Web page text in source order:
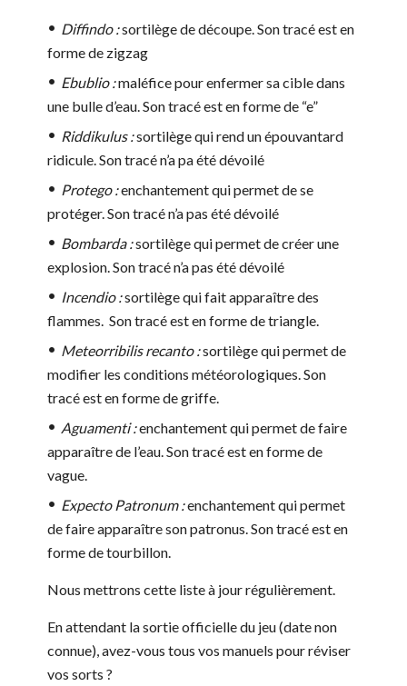
Diffindo :sortilège de découpe. Son tracé est en
forme de zigzag
Ebublio :maléfice pour enfermer sa cible dans
une bulle d’eau. Son tracé est en forme de “e”
Riddikulus :sortilège qui rend un épouvantard
ridicule. Son tracé n’a pa été dévoilé
Protego :enchantement qui permet de se
protéger. Son tracé n’a pas été dévoilé
Bombarda :sortilège qui permet de créer une
explosion. Son tracé n’a pas été dévoilé
Incendio :sortilège qui fait apparaître des
flammes. Son tracé est en forme de triangle.
Meteorribilis recanto :sortilège qui permet de
modifier les conditions météorologiques. Son
tracé est en forme de griffe.
Aguamenti :enchantement qui permet de faire
apparaître de l’eau. Son tracé est en forme de
vague.
Expecto Patronum :enchantement qui permet
de faire apparaître son patronus. Son tracé est en
forme de tourbillon.
Nous mettrons cette liste à jour régulièrement.
En attendant la sortie officielle du jeu (date non
connue), avez-vous tous vos manuels pour réviser
vos sorts ?